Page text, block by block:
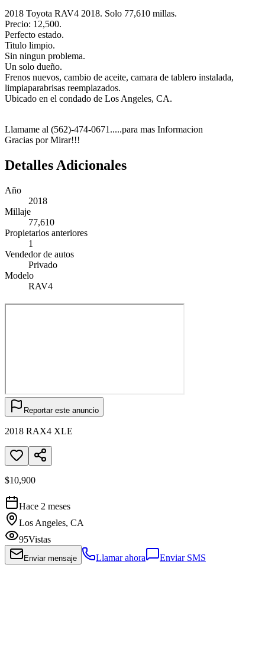
2018 Toyota RAV4 2018. Solo 77,610 millas.
Precio: 12,500.
Perfecto estado.
Titulo limpio.
Sin ningun problema.
Un solo dueño.
Frenos nuevos, cambio de aceite, camara de tablero instalada,
limpiaparabrisas reemplazados.
Ubicado en el condado de Los Angeles, CA.
Llamame al (562)-474-0671.....para mas Informacion
Gracias por Mirar!!!
Detalles Adicionales
Año
2018
Millaje
77,610
Propietarios anteriores
1
Vendedor de autos
Privado
Modelo
RAV4
Reportar este anuncio
2018 RAX4 XLE
$10,900
Hace 2 meses
Los Angeles, CA
95Vistas
Enviar mensaje Llamar ahora Enviar SMS